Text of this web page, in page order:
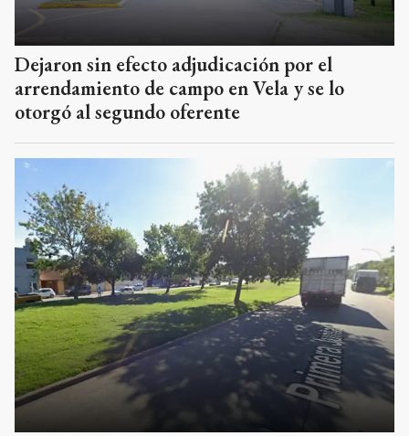
Dejaron sin efecto adjudicación por el
arrendamiento de campo en Vela y se lo
otorgó al segundo oferente